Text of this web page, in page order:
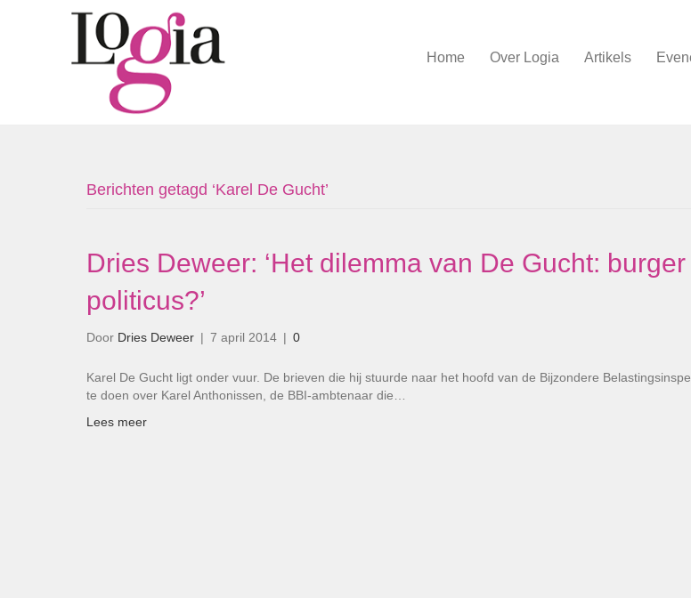
Home Over Logia Artikels
Berichten getagd ‘Karel De Gucht’
Dries Deweer: ‘Het dilemma van De Gucht:
politicus?’
Door Dries Deweer | 7 april 2014 | 0
Karel De Gucht ligt onder vuur. De brieven die hij stuurde naar het hoofd van de Bijzondere
te doen over Karel Anthonissen, de BBI-ambtenaar die…
Lees meer